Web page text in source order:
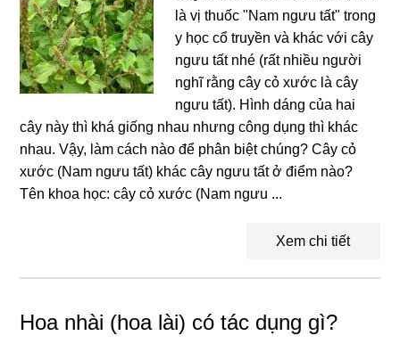
là vị thuốc "Nam ngưu tất" trong
y học cổ truyền và khác với cây
ngưu tất nhé (rất nhiều người
nghĩ rằng cây cỏ xước là cây
ngưu tất). Hình dáng của hai
cây này thì khá giống nhau nhưng công dụng thì khác
nhau. Vậy, làm cách nào để phân biệt chúng? Cây cỏ
xước (Nam ngưu tất) khác cây ngưu tất ở điểm nào?
Tên khoa học: cây cỏ xước (Nam ngưu ...
Xem chi tiết
Hoa nhài (hoa lài) có tác dụng gì?